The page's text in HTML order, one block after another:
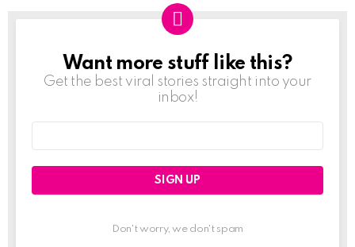
NEWSLETTER
Want more stuff like this?
Get the best viral stories straight into your
inbox!
Don't worry, we don't spam